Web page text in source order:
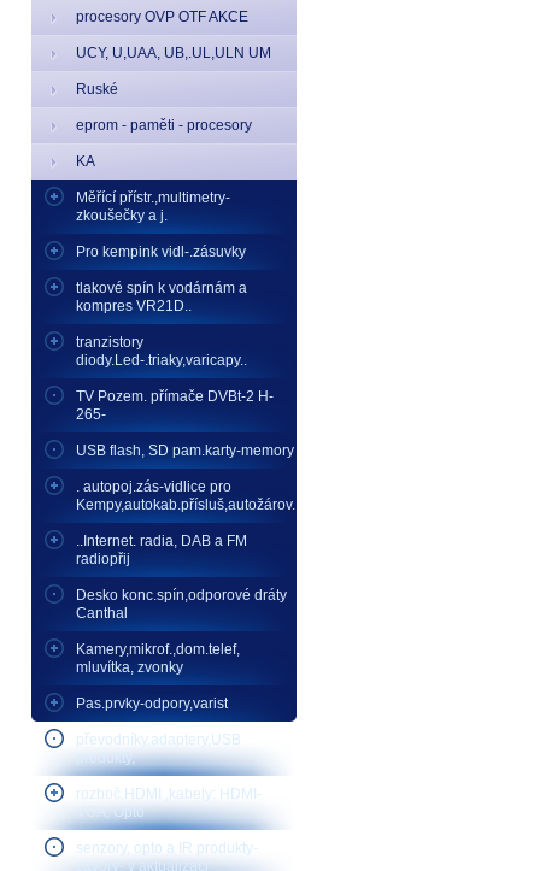
procesory OVP OTF AKCE
UCY, U,UAA, UB,.UL,ULN UM
Ruské
eprom - paměti - procesory
KA
Měřící přístr.,multimetry-
zkoušečky a j.
Pro kempink vidl-.zásuvky
tlakové spín k vodárnám a
kompres VR21D..
tranzistory
diody.Led-.triaky,varicapy..
TV Pozem. přímače DVBt-2 H-
265-
USB flash, SD pam.karty-memory
. autopoj.zás-vidlice pro
Kempy,autokab.přísluš,autožárov.
..Internet. radia, DAB a FM
radiopřij
Desko konc.spín,odporové dráty
Canthal
Kamery,mikrof.,dom.telef,
mluvítka, zvonky
Pas.prvky-odpory,varist
převodníky,adaptery,USB
produkty,
rozboč.HDMI ,kabely: HDMI-
VGA, Opto
senzory, opto a IR produkty-
závory- v aktualizaci